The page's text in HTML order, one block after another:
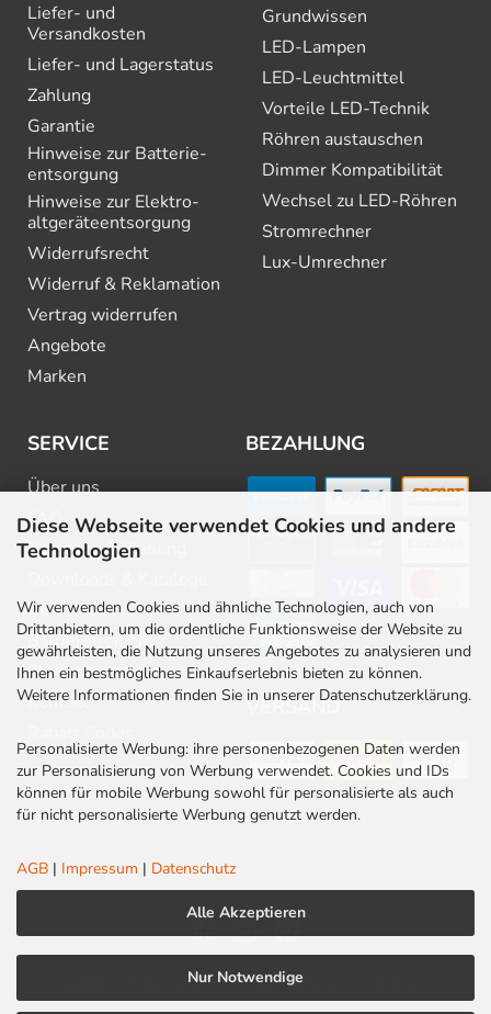
Diese Webseite verwendet Cookies und andere
Technologien
Wir verwenden Cookies und ähnliche Technologien, auch von
Drittanbietern, um die ordentliche Funktionsweise der Website zu
gewährleisten, die Nutzung unseres Angebotes zu analysieren und
Ihnen ein bestmögliches Einkaufserlebnis bieten zu können.
Weitere Informationen finden Sie in unserer Datenschutzerklärung.
Personalisierte Werbung: ihre personenbezogenen Daten werden
zur Personalisierung von Werbung verwendet. Cookies und IDs
können für mobile Werbung sowohl für personalisierte als auch
für nicht personalisierte Werbung genutzt werden.
AGB | Impressum | Datenschutz
Alle Akzeptieren
Nur Notwendige
Liefer- und
Versandkosten
Liefer- und Lagerstatus
Zahlung
Garantie
Hinweise zur Batterie­
entsorgung
Hinweise zur Elektro­
altgeräte­entsorgung
Widerrufsrecht
Widerruf & Reklamation
Vertrag widerrufen
Angebote
Marken
Grundwissen
LED-Lampen
LED-Leuchtmittel
Vorteile LED-Technik
Röhren austauschen
Dimmer Kompatibilität
Wechsel zu LED-Röhren
Stromrechner
Lux-Umrechner
SERVICE
Über uns
FAQ
Beratung & Planung
Newsletter
Barrierefreiheit
Stellenangebote
Kontakt
BEZAHLUNG
VERSAND
Impressum | Datenschutz